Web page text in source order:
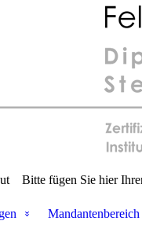
Bitte fügen Sie hier
Mandantenbereich